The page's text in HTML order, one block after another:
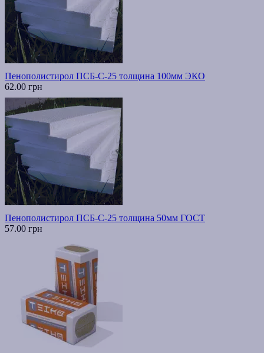
Пенополистирол ПСБ-С-25 толщина 100мм ЭКО
62.00 грн
Пенополистирол ПСБ-С-25 толщина 50мм ГОСТ
57.00 грн